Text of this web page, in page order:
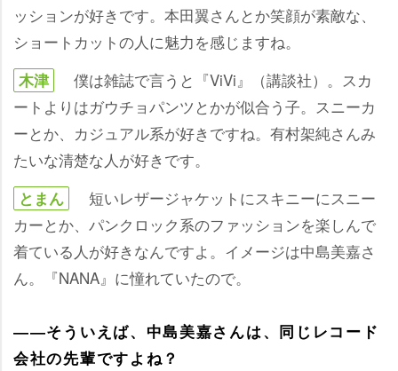
ッションが好きです。本田翼さんとか笑顔が素敵な、
ショートカットの人に魅力を感じますね。
木津
僕は雑誌で言うと『ViVi』（講談社）。スカ
ートよりはガウチョパンツとかが似合う子。スニーカ
ーとか、カジュアル系が好きですね。有村架純さんみ
たいな清楚な人が好きです。
とまん
短いレザージャケットにスキニーにスニー
カーとか、パンクロック系のファッションを楽しんで
着ている人が好きなんですよ。イメージは中島美嘉さ
ん。『NANA』に憧れていたので。
――そういえば、中島美嘉さんは、同じレコード
会社の先輩ですよね？